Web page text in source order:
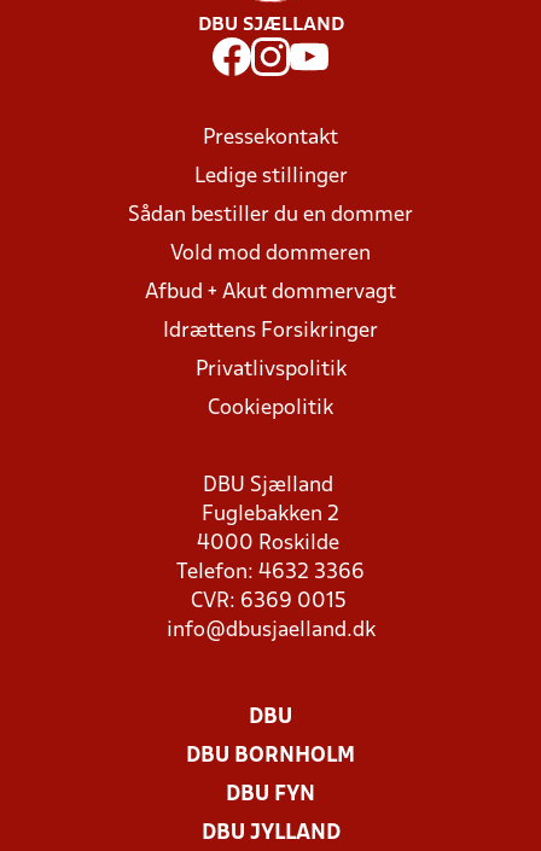
DBU SJÆLLAND
Pressekontakt
Ledige stillinger
Sådan bestiller du en dommer
Vold mod dommeren
Afbud + Akut dommervagt
Idrættens Forsikringer
Privatlivspolitik
Cookiepolitik
DBU Sjælland
Fuglebakken 2
4000 Roskilde
Telefon: 4632 3366
CVR: 6369 0015
info@dbusjaelland.dk
DBU
DBU BORNHOLM
DBU FYN
DBU JYLLAND